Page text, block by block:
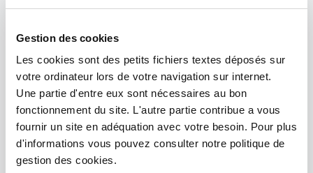
Gestion des cookies
Les cookies sont des petits fichiers textes déposés sur
votre ordinateur lors de votre navigation sur internet.
Une partie d'entre eux sont nécessaires au bon
fonctionnement du site. L'autre partie contribue a vous
fournir un site en adéquation avec votre besoin. Pour plus
d'informations vous pouvez consulter notre politique de
gestion des cookies.
Les vidages flexibles sont des éléments essentiels pour une
efficacement les eaux usées tout en offrant une grande flexibilité
de vidange avec écrou libre en32mmet40mm , ainsi que des
flexibles de vidange à coller en 40mm.
Pour une installation encore plus robuste, optez pour nos
flexibles PVC Armé pour évacuation sanitaire et leurs embouts
adaptés. Nous proposons également des raccords à visser, à
joint connique et coude pour flexible d’évacuation diam 40. Enfin,
découvrez notre gamme de flexibles d’évacuation Regplast au